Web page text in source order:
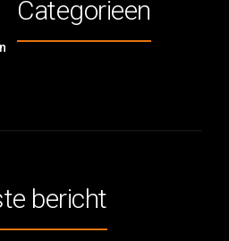
Categorieen
bericht